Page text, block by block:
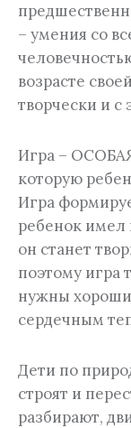
– умения со
возрасте
творчески и с
Игра –
которую
Игра
ребенок имел
он станет
поэтому игра
нужны
сердечным
Дети по
строят и
разбирают,